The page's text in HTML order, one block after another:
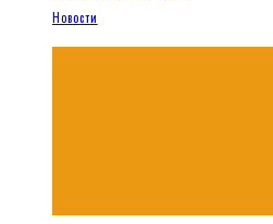
Новости